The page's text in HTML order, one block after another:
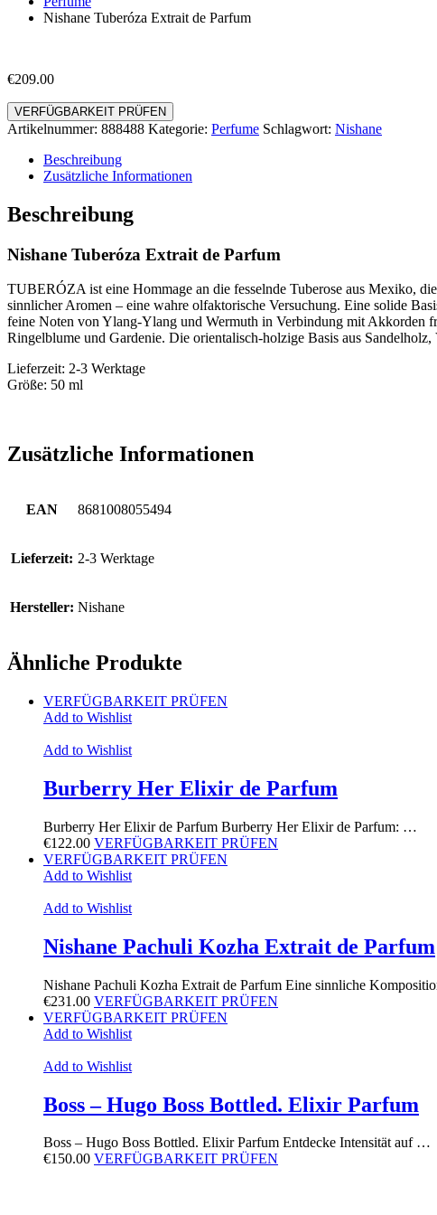
Nishane Tuberóza Extrait de Parfum
€209.00
VERFÜGBARKEIT PRÜFEN
Artikelnummer: 888488 Kategorie: Perfume Schlagwort: Nishane
Beschreibung
Zusätzliche Informationen
Beschreibung
Nishane Tuberóza Extrait de Parfum
TUBERÓZA ist eine Hommage an die fesselnde Tuberose aus Mexiko,
sinnlicher Aromen – eine wahre olfaktorische Versuchung. Eine solide
feine Noten von Ylang-Ylang und Wermuth in Verbindung mit Akkorden
Ringelblume und Gardenie. Die orientalisch-holzige Basis aus
Lieferzeit: 2-3 Werktage
Größe: 50 ml
Zusätzliche Informationen
EAN 8681008055494
Lieferzeit: 2-3 Werktage
Hersteller: Nishane
Ähnliche Produkte
VERFÜGBARKEIT PRÜFEN
Add to Wishlist
Add to Wishlist
Burberry Her Elixir de Parfum
Burberry Her Elixir de Parfum Burberry Her Elixir de Parfum: …
€122.00 VERFÜGBARKEIT PRÜFEN
VERFÜGBARKEIT PRÜFEN
Add to Wishlist
Add to Wishlist
Nishane Pachuli Kozha Extrait de Parfum
Nishane Pachuli Kozha Extrait de Parfum Eine sinnliche
€231.00 VERFÜGBARKEIT PRÜFEN
VERFÜGBARKEIT PRÜFEN
Add to Wishlist
Add to Wishlist
Boss – Hugo Boss Bottled. Elixir Parfum
Boss – Hugo Boss Bottled. Elixir Parfum Entdecke Intensität auf …
€150.00 VERFÜGBARKEIT PRÜFEN